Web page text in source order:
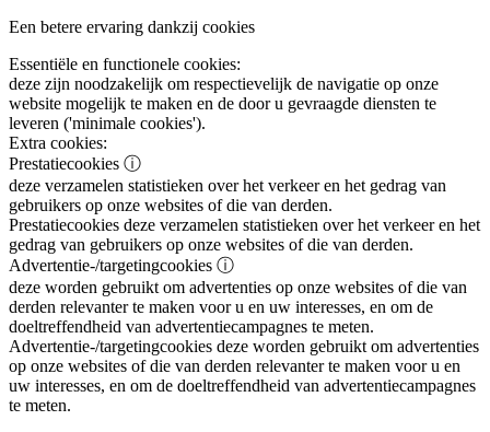
Een betere ervaring dankzij cookies
Essentiële en functionele cookies:
deze zijn noodzakelijk om respectievelijk de navigatie op onze
website mogelijk te maken en de door u gevraagde diensten te
leveren ('minimale cookies').
Extra cookies:
Prestatiecookies ⓘ
deze verzamelen statistieken over het verkeer en het gedrag van
gebruikers op onze websites of die van derden.
Prestatiecookies deze verzamelen statistieken over het verkeer en het
gedrag van gebruikers op onze websites of die van derden.
Advertentie-/targetingcookies ⓘ
deze worden gebruikt om advertenties op onze websites of die van
derden relevanter te maken voor u en uw interesses, en om de
doeltreffendheid van advertentiecampagnes te meten.
Advertentie-/targetingcookies deze worden gebruikt om advertenties
op onze websites of die van derden relevanter te maken voor u en
uw interesses, en om de doeltreffendheid van advertentiecampagnes
te meten.